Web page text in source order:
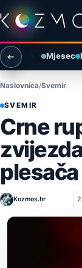
Preskoči na
Otvori izbornik
Otvori pretragu
Mjesec
Naslovnica Svemir
SVEMIR
Crne
plesača
Kozmos.hr